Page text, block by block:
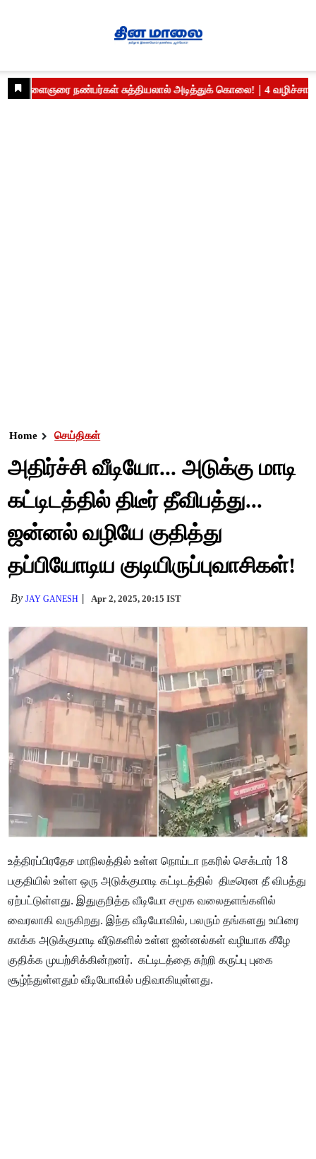
Home செய்திகள்
அதிர்ச்சி வீடியோ... அடுக்கு மாடி
கட்டிடத்தில் திடீர் தீவிபத்து...
ஜன்னல் வழியே குதித்து
தப்பியோடிய குடியிருப்புவாசிகள்!
ByJAY GANESH Apr 2, 2025, 20:15 IST
உத்திரப்பிரதேச மாநிலத்தில் உள்ள நொய்டா நகரில் செக்டார் 18
பகுதியில் உள்ள ஒரு அடுக்குமாடி கட்டிடத்தில் திடீரென தீ விபத்து
ஏற்பட்டுள்ளது. இதுகுறித்த வீடியோ சமூக வலைதளங்களில்
வைரலாகி வருகிறது. இந்த வீடியோவில், பலரும் தங்களது உயிரை
காக்க அடுக்குமாடி வீடுகளில் உள்ள ஜன்னல்கள் வழியாக கீழே
குதிக்க முயற்சிக்கின்றனர். கட்டிடத்தை சுற்றி கருப்பு புகை
சூழ்ந்துள்ளதும் வீடியோவில் பதிவாகியுள்ளது.